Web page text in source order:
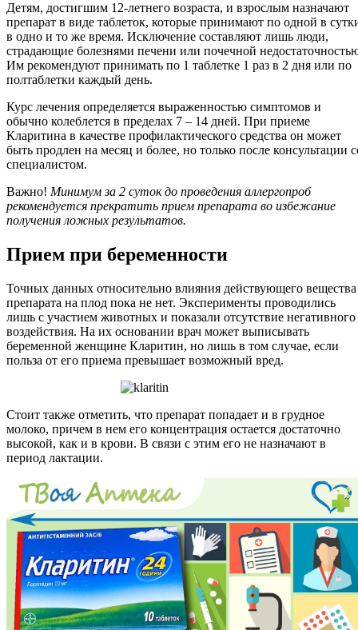
Детям, достигшим 12-летнего возраста, и взрослым назначают
препарат в виде таблеток, которые принимают по одной в
в одно и то же время. Исключение составляют лишь люди,
страдающие болезнями печени или почечной
Им рекомендуют принимать по 1 таблетке 1 раз в 2 дня или по
полтаблетки каждый день.
Курс лечения определяется выраженностью симптомов и
обычно колеблется в пределах 7 – 14 дней. При приеме
Кларитина в качестве профилактического средства он может
быть продлен на месяц и более, но только после консультации
специалистом.
Важно! Минимум за 2 суток до проведения аллергопроб
рекомендуется прекратить прием препарата во избежание
получения ложных результатов.
Прием при беременности
Точных данных относительно влияния действующего вещества
препарата на плод пока не нет. Эксперименты проводились
лишь с участием животных и показали отсутствие негативного
воздействия. На их основании врач может выписывать
беременной женщине Кларитин, но лишь в том случае, если
польза от его приема превышает возможный вред.
Стоит также отметить, что препарат попадает и в грудное
молоко, причем в нем его концентрация остается достаточно
высокой, как и в крови. В связи с этим его не назначают в
период лактации.